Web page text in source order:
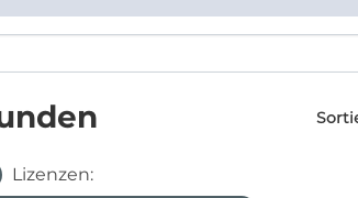
Lizenzen: